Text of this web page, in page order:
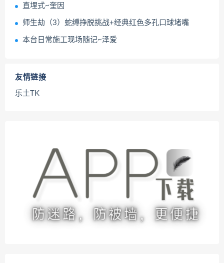
直埋式~奎因
师生劫（3）蛇缚挣脱挑战+经典红色多孔口球堵嘴
本台日常施工现场随记~泽爱
友情链接
乐土TK